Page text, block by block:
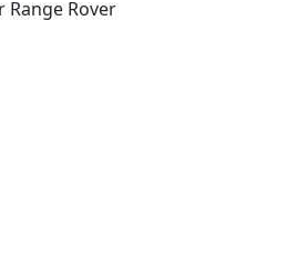
Range Rover